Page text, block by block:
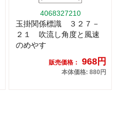
4068327210
玉掛関係標識 ３２７－
２１ 吹流し角度と風速
のめやす
販売価格： 968円
本体価格: 880円